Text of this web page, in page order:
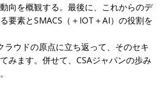
向を概観する。最後に、これからのデ
要素とSMACS（＋IOT＋AI）の役割を
ウドの原点に立ち返って、そのセキ
みます。併せて、CSAジャパンの歩み